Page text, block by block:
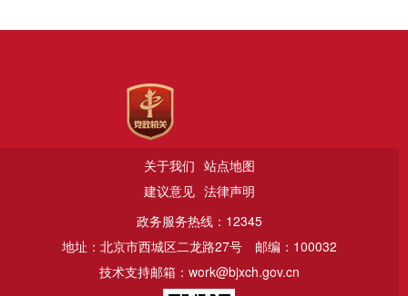
关于我们 站点地图
建议意见 法律声明
政务服务热线：12345
地址：北京市西城区二龙路27号
邮编：100032
技术支持邮箱：work@bjxch.gov.cn